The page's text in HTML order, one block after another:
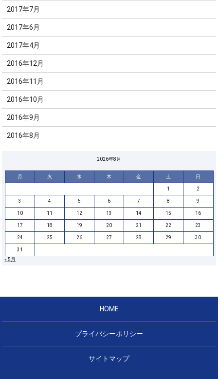
2017年7月
2017年6月
2017年4月
2016年12月
2016年11月
2016年10月
2016年9月
2016年8月
2026年8月
月 火 水 木 金 土 日
1 2
3 4 5 6 7 8 9
10 11 12 13 14 15 16
17 18 19 20 21 22 23
24 25 26 27 28 29 30
31
« 5月
HOME
プライバシーポリシー
サイトマップ